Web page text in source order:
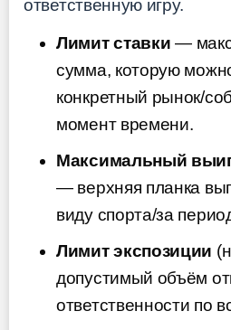
ответственную игру.
Лимит ставки —
сумма, которую
конкретный рынок/
момент времени.
Максимальный
— верхняя планка
виду спорта/за
Лимит экспозиции
допустимый объём
ответственности по